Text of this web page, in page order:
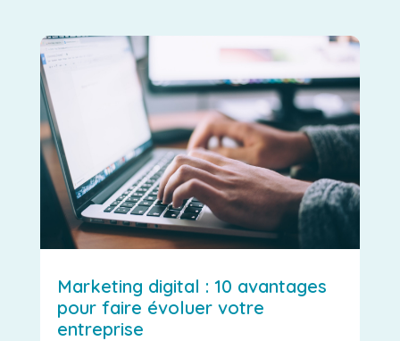
Marketing digital : 10 avantages
pour faire évoluer votre
entreprise